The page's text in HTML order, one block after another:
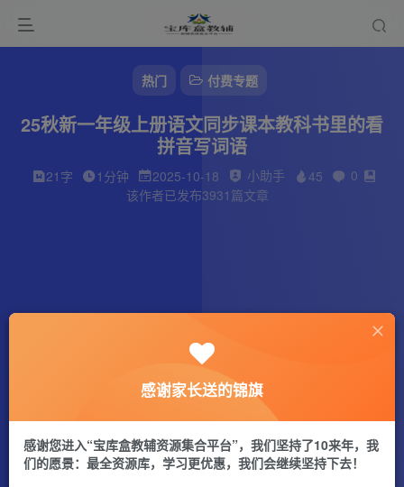
热门 付费专题
25秋新一年级上册语文同步课本教科书里的看
拼音写词语
21字 1分钟 2025-10-18 小助手 45
0
该作者已发布3931篇文章
感谢家长送的锦旗
感谢您进入“宝库盒教辅资源集合平台”，我们坚持了10来年，我
们的愿景：最全资源库，学习更优惠，我们会继续坚持下去！